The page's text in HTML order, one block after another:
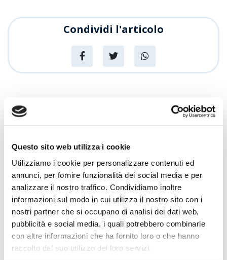
Questo sito web utilizza i cookie
Utilizziamo i cookie per personalizzare contenuti ed
annunci, per fornire funzionalità dei social media e per
analizzare il nostro traffico. Condividiamo inoltre
informazioni sul modo in cui utilizza il nostro sito con i
nostri partner che si occupano di analisi dei dati web,
pubblicità e social media, i quali potrebbero combinarle
con altre informazioni che ha fornito loro o che hanno
raccolto dal suo utilizzo dei loro servizi.
Promozioni
Condividi l'articolo
Articoli recenti
Sempre più Buoni
Centro Cash Oristano si rinnova: più
spazio, più assortimento, più servizi
Centro Cash celebra 20 anni
Concorso Vinci 20